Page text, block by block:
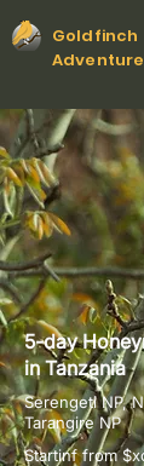
Goldfinch
5-day
in Tanzania
Serengeti NP,
Tarangire NP
Startinf from